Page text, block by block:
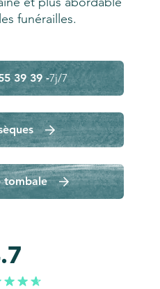
funérailles.
39 39 -7j/7
tombale